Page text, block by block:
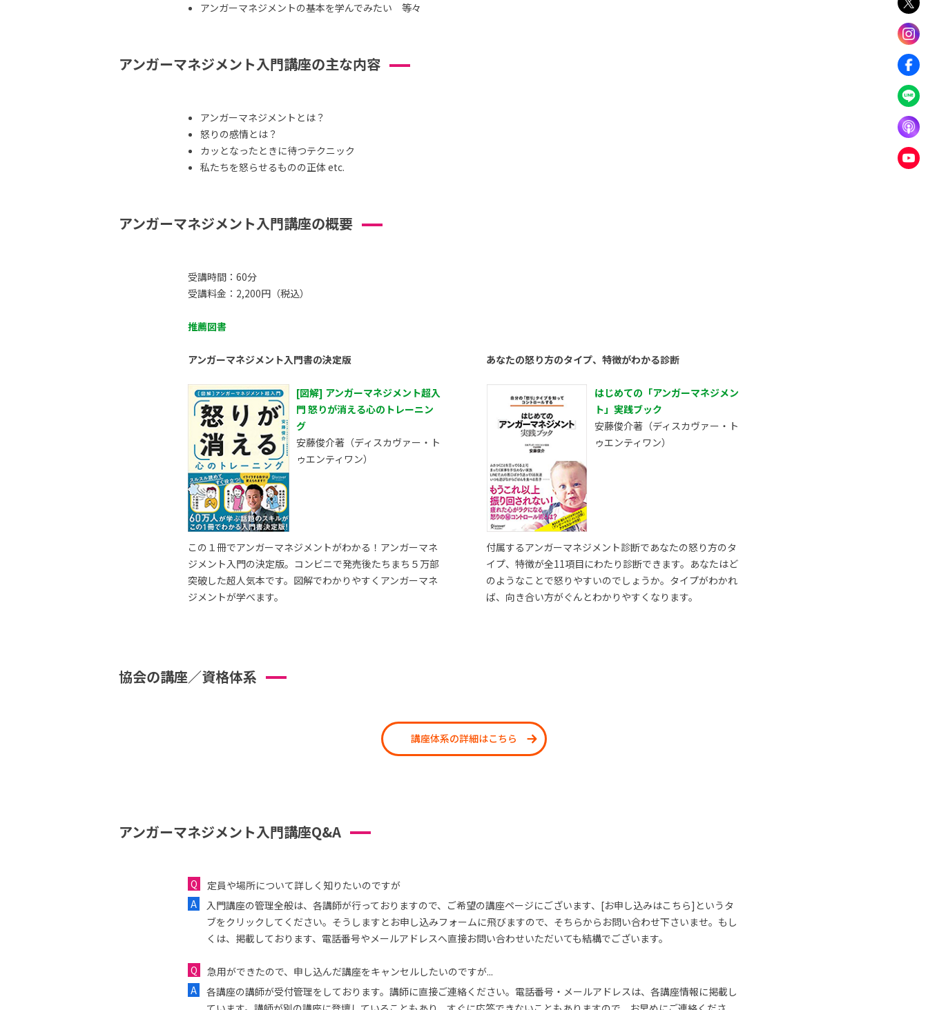
アンガーマネジメントの基本を学んでみたい 等々
アンガーマネジメント入門講座の主な内容
アンガーマネジメントとは？
怒りの感情とは？
カッとなったときに待つテクニック
私たちを怒らせるものの正体 etc.
アンガーマネジメント入門講座の概要
受講時間：60分
受講料金：2,200円（税込）
推薦図書
アンガーマネジメント入門書の決定版
[図解] アンガーマネジメント超入
門 怒りが消える心のトレーニン
グ
安藤俊介著（ディスカヴァー・ト
ゥエンティワン）
この１冊でアンガーマネジメントがわかる！アンガーマネ
ジメント入門の決定版。コンビニで発売後たちまち５万部
突破した超人気本です。図解でわかりやすくアンガーマネ
ジメントが学べます。
あなたの怒り方のタイプ、特徴がわかる診断
はじめての「アンガーマネジメン
ト」実践ブック
安藤俊介著（ディスカヴァー・ト
ゥエンティワン）
付属するアンガーマネジメント診断であなたの怒り方のタ
イプ、特徴が全11項目にわたり診断できます。あなたはど
のようなことで怒りやすいのでしょうか。タイプがわかれ
ば、向き合い方がぐんとわかりやすくなります。
協会の講座／資格体系
講座体系の詳細はこちら
アンガーマネジメント入門講座Q&A
定員や場所について詳しく知りたいのですが
入門講座の管理全般は、各講師が行っておりますので、ご希望の講座ページにございます、[お申し込みはこちら]というタ
ブをクリックしてください。そうしますとお申し込みフォームに飛びますので、そちらからお問い合わせ下さいませ。もし
くは、掲載しております、電話番号やメールアドレスへ直接お問い合わせいただいても結構でございます。
急用ができたので、申し込んだ講座をキャンセルしたいのですが...
各講座の講師が受付管理をしております。講師に直接ご連絡ください。電話番号・メールアドレスは、各講座情報に掲載し